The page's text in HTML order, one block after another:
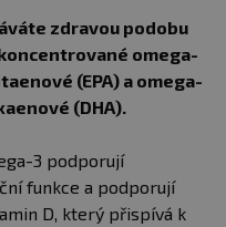
zdravou podobu
omega-
(EPA) a omega-
(DHA).
3 podporují
funkce a podporují
D, který přispívá k